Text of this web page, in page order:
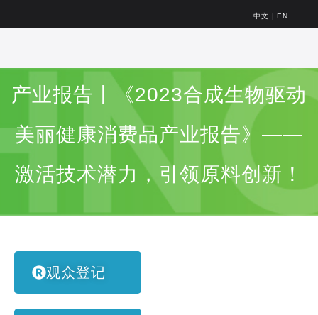
中文 | EN
产业报告丨《2023合成生物驱动
美丽健康消费品产业报告》——
激活技术潜力，引领原料创新！
观众登记